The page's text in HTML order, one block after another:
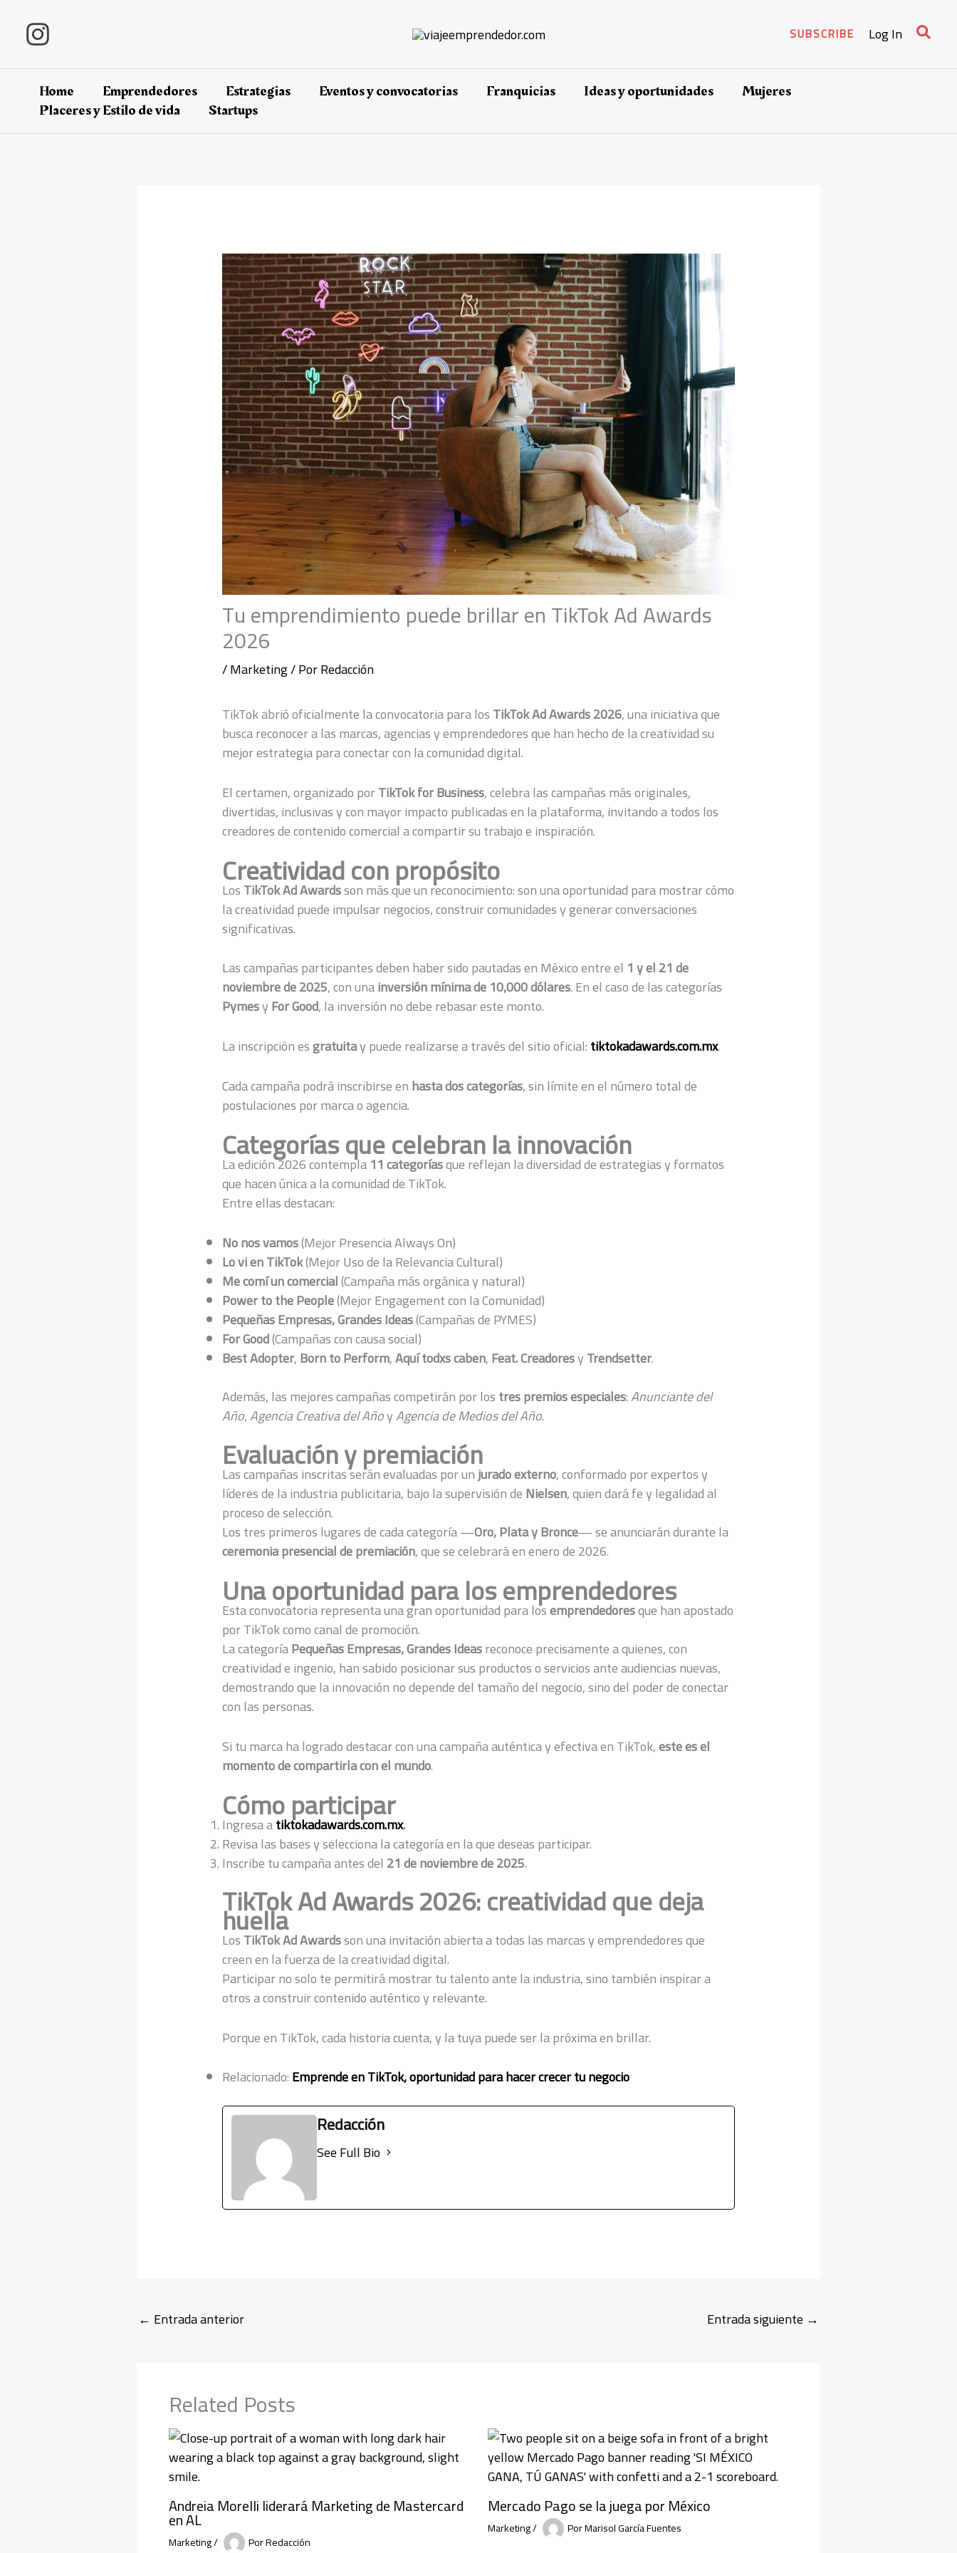
contenido
SUBSCRIBE Log In
Home Emprendedores Estrategias Eventos y convocatorias Franquicias Ideas y oportunidades
Mujeres
Placeres y Estilo de vida
Startups
Tu emprendimiento puede brillar en TikTok Ad Awards
2026
/Marketing/ PorRedacción
TikTok abrió oficialmente la convocatoria para losTikTok Ad Awards 2026, una iniciativa que
busca reconocer a las marcas, agencias y emprendedores que han hecho de la creatividad su
mejor estrategia para conectar con la comunidad digital.
El certamen, organizado porTikTok for Business, celebra las campañas más originales,
divertidas, inclusivas y con mayor impacto publicadas en la plataforma, invitando a todos los
creadores de contenido comercial a compartir su trabajo e inspiración.
Creatividad con propósito
LosTikTok Ad Awardsson más que un reconocimiento: son una oportunidad para mostrar cómo
la creatividad puede impulsar negocios, construir comunidades y generar conversaciones
significativas.
Las campañas participantes deben haber sido pautadas en México entre el 1 y el 21 de
noviembre de 2025, con unainversión mínima de 10,000 dólares. En el caso de las categorías
PymesyFor Good, la inversión no debe rebasar este monto.
La inscripción esgratuitay puede realizarse a través del sitio oficial:tiktokadawards.com.mx.
Cada campaña podrá inscribirse enhasta dos categorías, sin límite en el número total de
postulaciones por marca o agencia.
Categorías que celebran la innovación
La edición 2026 contempla11 categoríasque reflejan la diversidad de estrategias y formatos
que hacen única a la comunidad de TikTok.
Entre ellas destacan:
No nos vamos(Mejor Presencia Always On)
Lo vi en TikTok(Mejor Uso de la Relevancia Cultural)
Me comí un comercial(Campaña más orgánica y natural)
Power to the People(Mejor Engagement con la Comunidad)
Pequeñas Empresas, Grandes Ideas(Campañas de PYMES)
For Good(Campañas con causa social)
Best Adopter,Born to Perform,Aquí todxs caben,Feat. CreadoresyTrendsetter.
Además, las mejores campañas competirán por lostres premios especiales:Anunciante del
Año,Agencia Creativa del AñoyAgencia de Medios del Año.
Evaluación y premiación
Las campañas inscritas serán evaluadas por unjurado externo, conformado por expertos y
líderes de la industria publicitaria, bajo la supervisión deNielsen, quien dará fe y legalidad al
proceso de selección.
Los tres primeros lugares de cada categoría —Oro, Plata y Bronce— se anunciarán durante la
ceremonia presencial de premiación, que se celebrará en enero de 2026.
Una oportunidad para los emprendedores
Esta convocatoria representa una gran oportunidad para losemprendedoresque han apostado
por TikTok como canal de promoción.
La categoríaPequeñas Empresas, Grandes Ideasreconoce precisamente a quienes, con
creatividad e ingenio, han sabido posicionar sus productos o servicios ante audiencias nuevas,
demostrando que la innovación no depende del tamaño del negocio, sino del poder de conectar
con las personas.
Si tu marca ha logrado destacar con una campaña auténtica y efectiva en TikTok,este es el
momento de compartirla con el mundo.
Cómo participar
Ingresa atiktokadawards.com.mx.
Revisa las bases y selecciona la categoría en la que deseas participar.
Inscribe tu campaña antes del 21 de noviembre de 2025.
TikTok Ad Awards 2026: creatividad que deja
huella
LosTikTok Ad Awardsson una invitación abierta a todas las marcas y emprendedores que
creen en la fuerza de la creatividad digital.
Participar no solo te permitirá mostrar tu talento ante la industria, sino también inspirar a
otros a construir contenido auténtico y relevante.
Porque en TikTok, cada historia cuenta, y la tuya puede ser la próxima en brillar.
Relacionado:Emprende en TikTok, oportunidad para hacer crecer tu negocio
Redacción
See Full Bio
← Entrada anterior Entrada siguiente →
Related Posts
Andreia Morelli liderará Marketing de Mastercard
en AL
Marketing/ PorRedacción
Mercado Pago se la juega por México
Marketing/ PorMarisol García Fuentes